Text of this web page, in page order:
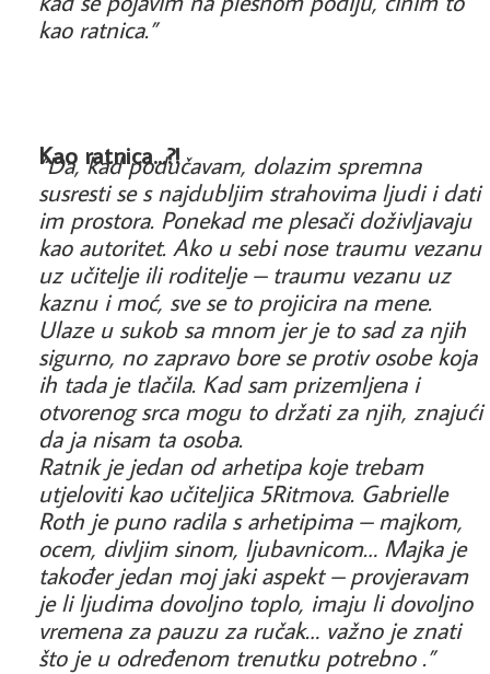
kao ratnica.”
Kao ratnica...?!
“Da, kad podučavam, dolazim spremna
susresti se s najdubljim strahovima ljudi i dati
im prostora. Ponekad me plesači doživljavaju
kao autoritet. Ako u sebi nose traumu vezanu
uz učitelje ili roditelje – traumu vezanu uz
kaznu i moć, sve se to projicira na mene.
Ulaze u sukob sa mnom jer je to sad za njih
sigurno, no zapravo bore se protiv osobe koja
ih tada je tlačila. Kad sam prizemljena i
otvorenog srca mogu to držati za njih, znajući
da ja nisam ta osoba.
Ratnik je jedan od arhetipa koje trebam
utjeloviti kao učiteljica 5Ritmova. Gabrielle
Roth je puno radila s arhetipima – majkom,
ocem, divljim sinom, ljubavnicom… Majka je
također jedan moj jaki aspekt – provjeravam
je li ljudima dovoljno toplo, imaju li dovoljno
vremena za pauzu za ručak… važno je znati
što je u određenom trenutku potrebno .”